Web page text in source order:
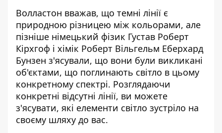
Волластон вважав, що темні лінії є
природною різницею між кольорами, але
пізніше німецький фізик Густав Роберт
Кірхгоф і хімік Роберт Вільгельм Еберхард
Бунзен з'ясували, що вони були викликані
об'єктами, що поглинають світло в цьому
конкретному спектрі. Розглядаючи
конкретні відсутні лінії, ви можете
з'ясувати, які елементи світло зустріло на
своєму шляху до вас.